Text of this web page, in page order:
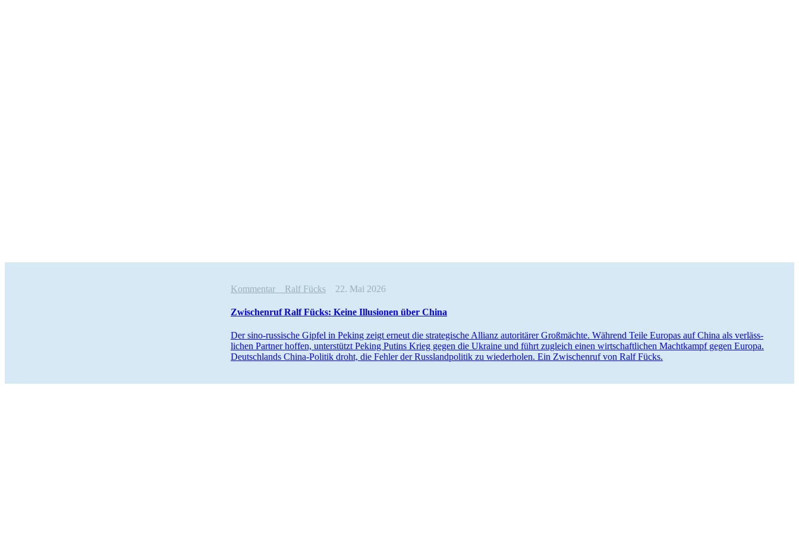
Kommentar Ralf Fücks 22. Mai 2026
Zwischenruf Ralf Fücks: Keine Illusionen über China
Der sino-russische Gipfel in Peking zeigt erneut die strate­gische Allianz autori­tärer Großmächte. Während Teile Europas auf China als verläss­
lichen Partner hoffen, unter­stützt Peking Putins Krieg gegen die Ukraine und führt zugleich einen wirtschaft­lichen Macht­kampf gegen Europa.
Deutsch­lands China-Politik droht, die Fehler der Russland­po­litik zu wieder­holen. Ein Zwischenruf von Ralf Fücks.